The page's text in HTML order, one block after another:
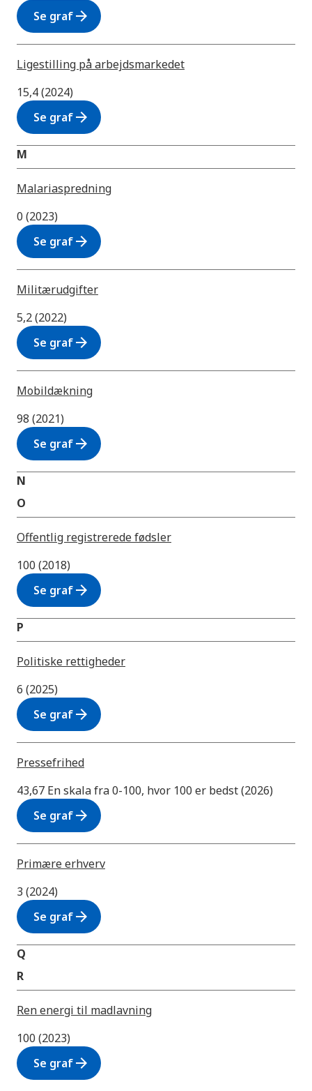
Se grafarrow_forward
Ligestilling på arbejdsmarkedet
15,4 (2024)
Se grafarrow_forward
M
Malariaspredning
0 (2023)
Se grafarrow_forward
Militærudgifter
5,2 (2022)
Se grafarrow_forward
Mobildækning
98 (2021)
Se grafarrow_forward
N
O
Offentlig registrerede fødsler
100 (2018)
Se grafarrow_forward
P
Politiske rettigheder
6 (2025)
Se grafarrow_forward
Pressefrihed
43,67 En skala fra 0-100, hvor 100 er bedst (2026)
Se grafarrow_forward
Primære erhverv
3 (2024)
Se grafarrow_forward
Q
R
Ren energi til madlavning
100 (2023)
Se grafarrow_forward